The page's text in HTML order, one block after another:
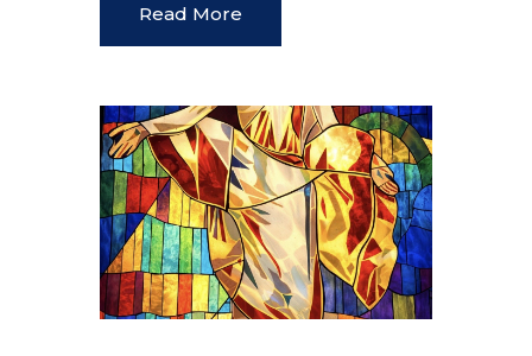
Read More